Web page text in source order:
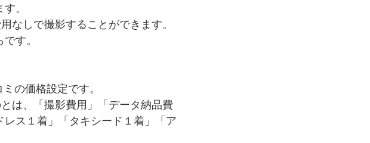
。
しで撮影することができます。
す。
の価格設定です。
は、「撮影費用」「データ納品費
ス１着」「タキシード１着」「ア